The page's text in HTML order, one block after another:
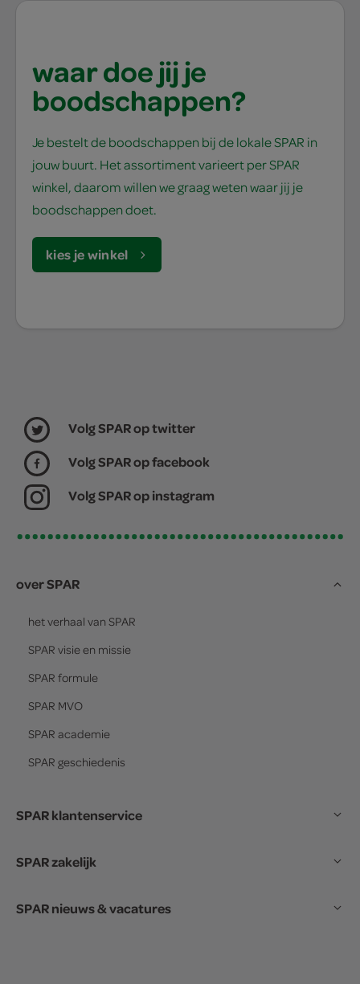
waar doe jij je
boodschappen?
Je bestelt de boodschappen bij de lokale SPAR in
jouw buurt. Het assortiment varieert per SPAR
winkel, daarom willen we graag weten waar jij je
boodschappen doet.
kies je winkel
Volg SPAR op twitter
Volg SPAR op facebook
Volg SPAR op instagram
over SPAR
het verhaal van SPAR
SPAR visie en missie
SPAR formule
SPAR MVO
SPAR academie
SPAR geschiedenis
SPAR klantenservice
SPAR zakelijk
SPAR nieuws & vacatures